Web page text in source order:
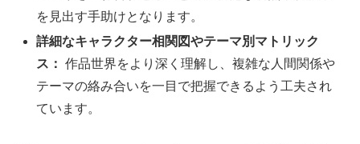
を見出す手助けとなります。
詳細なキャラクター相関図やテーマ別マトリック
ス： 作品世界をより深く理解し、複雑な人間関係や
テーマの絡み合いを一目で把握できるよう工夫され
ています。